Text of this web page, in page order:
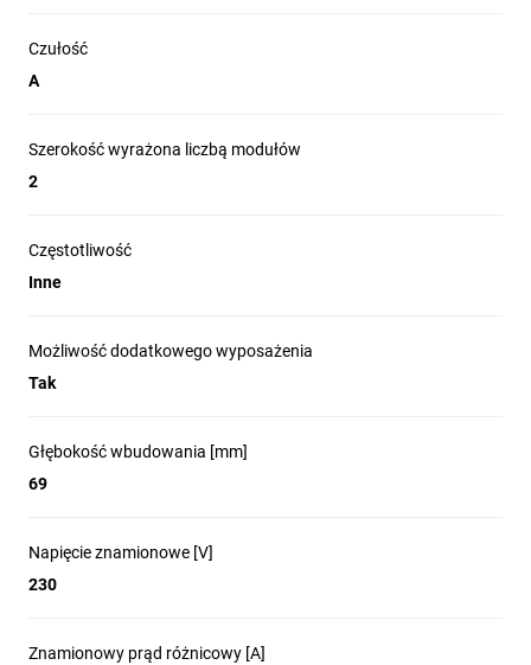
Czułość
A
Szerokość wyrażona liczbą modułów
2
Częstotliwość
Inne
Możliwość dodatkowego wyposażenia
Tak
Głębokość wbudowania [mm]
69
Napięcie znamionowe [V]
230
Znamionowy prąd różnicowy [A]